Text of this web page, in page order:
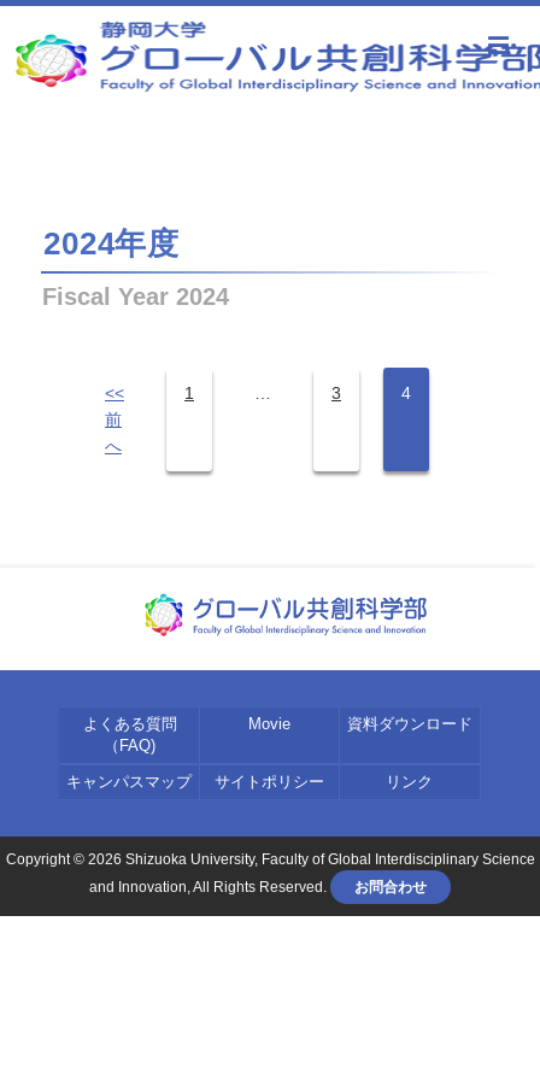
2024年度
Fiscal Year 2024
<<
前
へ
1 3 4
よくある質問
（FAQ)
Movie 資料ダウンロード
キャンパスマップ サイトポリシー リンク
Copyright © 2026 Shizuoka University, Faculty of Global Interdisciplinary Science
and Innovation, All Rights Reserved.
お問合わせ